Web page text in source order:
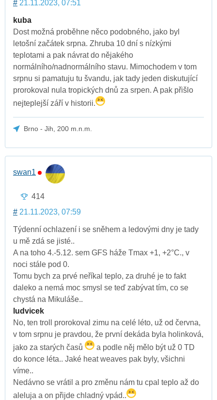
# 21.11.2023, 07:51
kuba
Dost možná proběhne něco podobného, jako byl
letošní začátek srpna. Zhruba 10 dní s nízkými
teplotami a pak návrat do nějakého
normálního/nadnormálního stavu. Mimochodem v tom
srpnu si pamatuju tu švandu, jak tady jeden diskutující
prorokoval nula tropických dnů za srpen. A pak přišlo
nejteplejší září v historii.
Brno - Jih, 200 m.n.m.
swan1
414
# 21.11.2023, 07:59
Týdenní ochlazení i se sněhem a ledovými dny je tady
u mě zdá se jisté..
A na toho 4.-5.12. sem GFS háže Tmax +1, +2°C., v
noci stále pod 0.
Tomu bych za prvé neříkal teplo, za druhé je to fakt
daleko a nemá moc smysl se teď zabývat tím, co se
chystá na Mikuláše..
ludvicek
No, ten troll prorokoval zimu na celé léto, už od června,
v tom srpnu je pravdou, že první dekáda byla holinková,
jako za starých časů
a podle něj mělo být už 0 TD
do konce léta.. Jaké heat weaves pak byly, všichni
víme..
Nedávno se vrátil a pro změnu nám tu cpal teplo až do
aleluja a on přijde chladný vpád..